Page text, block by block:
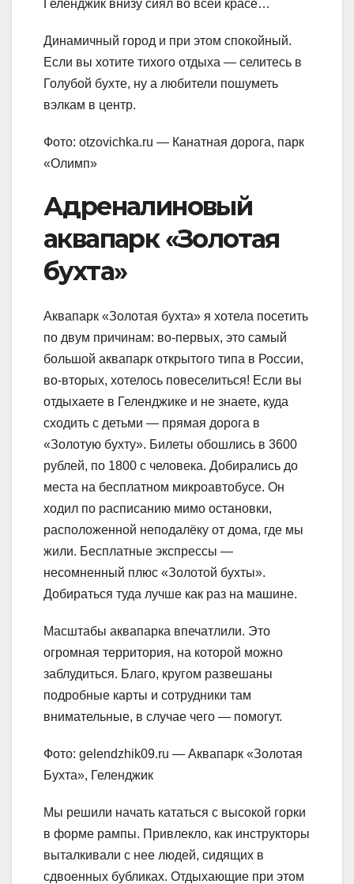
Геленджик внизу сиял во всей красе…
Динамичный город и при этом спокойный.
Если вы хотите тихого отдыха — селитесь в
Голубой бухте, ну а любители пошуметь
вэлкам в центр.
Фото: otzovichka.ru — Канатная дорога, парк
«Олимп»
Адреналиновый
аквапарк «Золотая
бухта»
Аквапарк «Золотая бухта» я хотела посетить
по двум причинам: во-первых, это самый
большой аквапарк открытого типа в России,
во-вторых, хотелось повеселиться! Если вы
отдыхаете в Геленджике и не знаете, куда
сходить с детьми — прямая дорога в
«Золотую бухту». Билеты обошлись в 3600
рублей, по 1800 с человека. Добирались до
места на бесплатном микроавтобусе. Он
ходил по расписанию мимо остановки,
расположенной неподалёку от дома, где мы
жили. Бесплатные экспрессы —
несомненный плюс «Золотой бухты».
Добираться туда лучше как раз на машине.
Масштабы аквапарка впечатлили. Это
огромная территория, на которой можно
заблудиться. Благо, кругом развешаны
подробные карты и сотрудники там
внимательные, в случае чего — помогут.
Фото: gelendzhik09.ru — Аквапарк «Золотая
Бухта», Геленджик
Мы решили начать кататься с высокой горки
в форме рампы. Привлекло, как инструкторы
выталкивали с нее людей, сидящих в
сдвоенных бубликах. Отдыхающие при этом